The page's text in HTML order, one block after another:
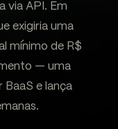
via API. Em
exigiria uma
mínimo de R$
— uma
e lança